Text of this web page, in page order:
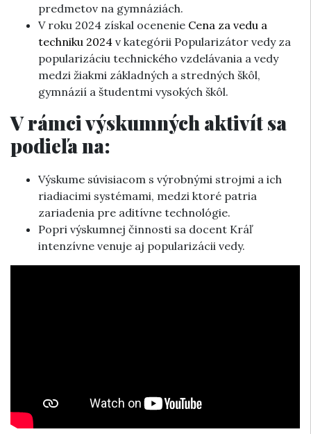
predmetov na gymnáziách.
V roku 2024 získal ocenenie Cena za vedu a
techniku 2024 v kategórii Popularizátor vedy za
popularizáciu technického vzdelávania a vedy
medzi žiakmi základných a stredných škôl,
gymnázií a študentmi vysokých škôl.
V rámci výskumných aktivít sa
podieľa na:
Výskume súvisiacom s výrobnými strojmi a ich
riadiacimi systémami, medzi ktoré patria
zariadenia pre aditívne technológie.
Popri výskumnej činnosti sa docent Kráľ
intenzívne venuje aj popularizácii vedy.